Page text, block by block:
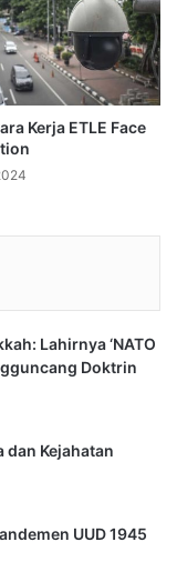
Kerja ETLE Face
Lahirnya ‘NATO
Doktrin
dan Kejahatan
UUD 1945